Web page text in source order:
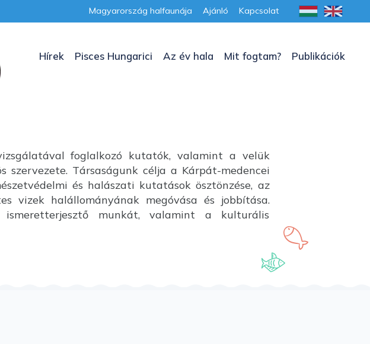
Magyarország halfaunája Ajánló Kapcsolat
Hírek Pisces Hungarici Az év hala Mit fogtam? Publikációk
foglalkozó kutatók, valamint a velük
szervezete. Társaságunk célja a Kárpát-medencei
és halászati kutatások ösztönzése, az
vizek halállományának megóvása és jobbítása.
munkát, valamint a kulturális